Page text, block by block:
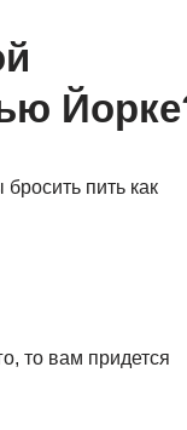
пить как
то вам придется